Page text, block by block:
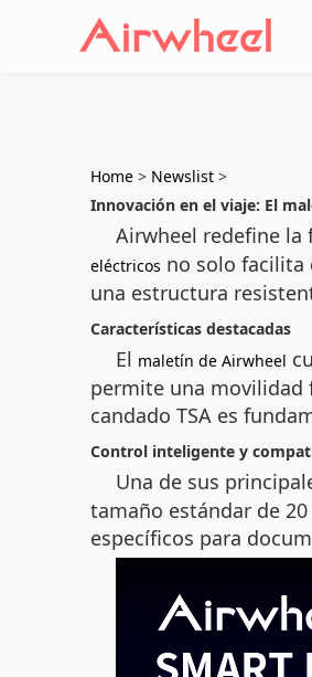
Home > Newslist >
Innovación en el viaje: El
Airwheel redefine la
eléctricos no solo facilita
una estructura
Características destacadas
El maletín de Airwheel
permite una movilidad
candado TSA es
Control inteligente y
Una de sus
tamaño estándar de
específicos para